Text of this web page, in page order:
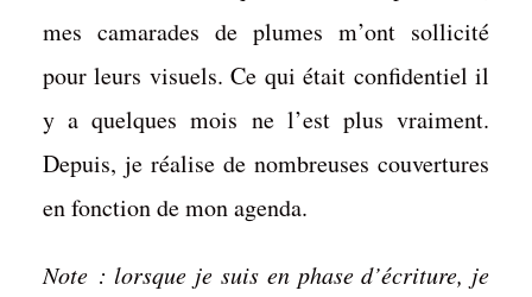
mes camarades de plumes m’ont sollicité
pour leurs visuels. Ce qui était confidentiel il
y a quelques mois ne l’est plus vraiment.
Depuis, je réalise de nombreuses couvertures
en fonction de mon agenda.
Note : lorsque je suis en phase d’écriture, je